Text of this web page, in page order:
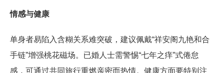
情感与健康
单身者易陷入含糊关系难突破，建议佩戴“祥安阁九艳和合
手链”增强桃花磁场。已婚人士需警惕“七年之痒”式倦怠
感，可通过共同旅行重燃亲密而热情。健康方面要特别注